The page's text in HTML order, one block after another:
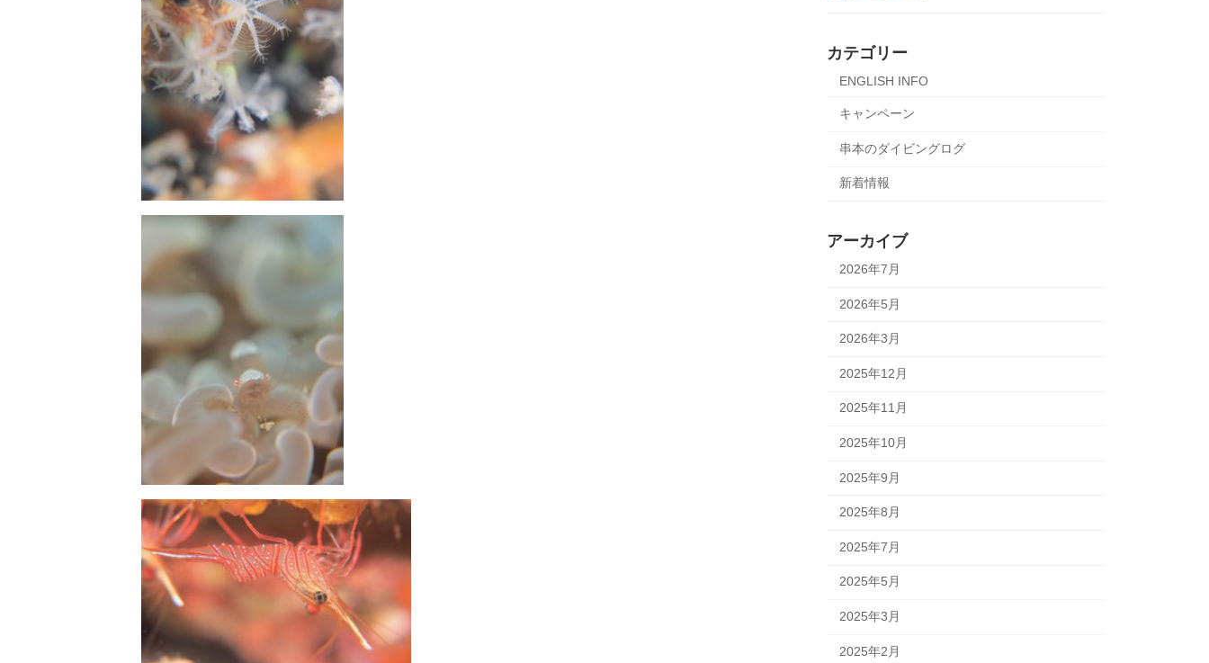
カテゴリー
ENGLISH INFO
キャンペーン
串本のダイビングログ
新着情報
アーカイブ
2026年7月
2026年5月
2026年3月
2025年12月
2025年11月
2025年10月
2025年9月
2025年8月
2025年7月
2025年5月
2025年3月
2025年2月